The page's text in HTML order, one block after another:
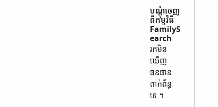
បណ្តុំ​ចេញ​
ពី​កម្មវិធី​
FamilyS
earch
រក​មិន​
ឃើញ​
ធនធាន​
ពាក់ព័ន្ធ​
ទេ ។